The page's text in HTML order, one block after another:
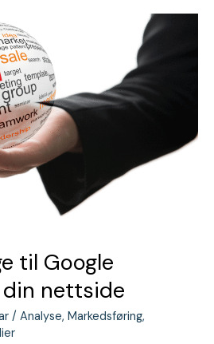
til Google
nettside
/ Analyse, Markedsføring,